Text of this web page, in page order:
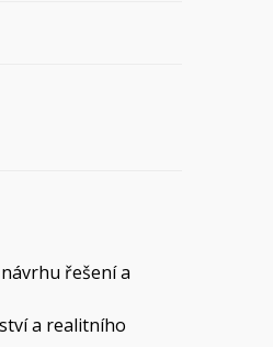
řešení a
a realitního